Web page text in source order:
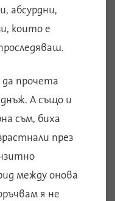
абсурдни,
които е
прочета
А също и
съм, биха
през
между онова
я не